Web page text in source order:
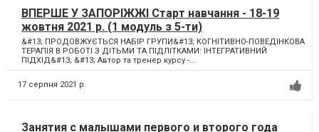
ВПЕРШЕ У ЗАПОРІЖЖІ Старт навчання - 18-19
жовтня 2021 р. (1 модуль з 5-ти)
&#13; ПРОДОВЖУЄТЬСЯ НАБІР ГРУПИ&#13; КОГНІТИВНО-ПОВЕДІНКОВА
ТЕРАПІЯ В РОБОТІ З ДІТЬМИ ТА ПІДЛІТКАМИ: ІНТЕГРАТИВНИЙ
ПІДХІД&#13; &#13; Автор та тренер курсу -...
17 серпня 2021 р.
Занятия с малышами первого и второго года